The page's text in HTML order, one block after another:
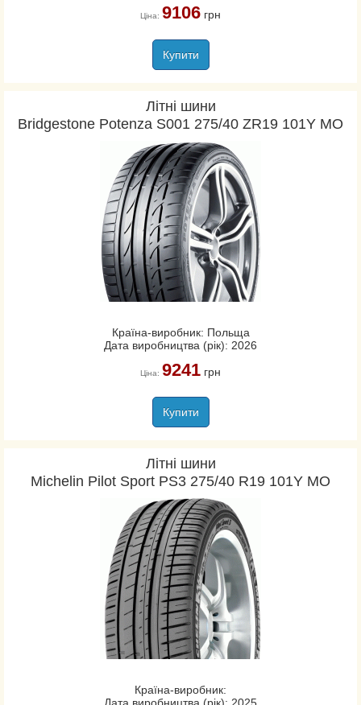
Ціна: 9106грн
Купити
Літні шини
Bridgestone Potenza S001 275/40 ZR19 101Y MO
Країна-виробник: Польща
Дата виробництва (рік): 2026
Ціна: 9241грн
Купити
Літні шини
Michelin Pilot Sport PS3 275/40 R19 101Y MO
Країна-виробник: